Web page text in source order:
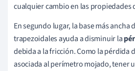
cualquier cambio en las propiedades
En segundo lugar, la base más ancha
trapezoidales ayuda a disminuir la
debida a la fricción. Como la pérdida
asociada al perímetro mojado, tener